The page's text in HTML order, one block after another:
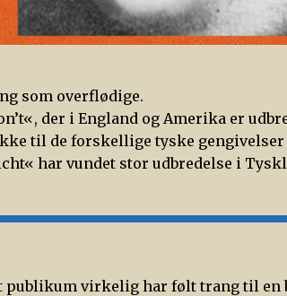
som overflødige.
der i England og Amerika er
til de forskellige tyske gengivelser
har vundet stor udbredelse i
publikum virkelig har følt trang til en